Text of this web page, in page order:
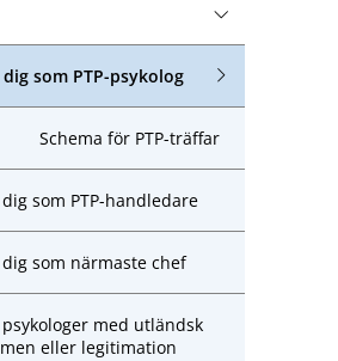
dig som PTP-psykolog
Schema för PTP-träffar
dig som PTP-handledare
dig som närmaste chef
psykologer med utländsk
eller legitimation